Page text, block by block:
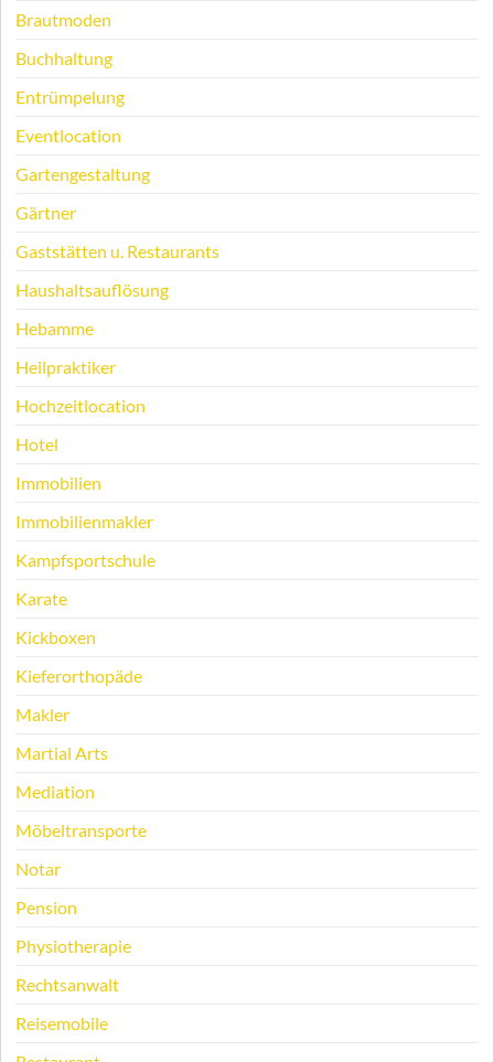
Brautmoden
Buchhaltung
Entrümpelung
Eventlocation
Gartengestaltung
Gärtner
Gaststätten u. Restaurants
Haushaltsauflösung
Hebamme
Heilpraktiker
Hochzeitlocation
Hotel
Immobilien
Immobilienmakler
Kampfsportschule
Karate
Kickboxen
Kieferorthopäde
Makler
Martial Arts
Mediation
Möbeltransporte
Notar
Pension
Physiotherapie
Rechtsanwalt
Reisemobile